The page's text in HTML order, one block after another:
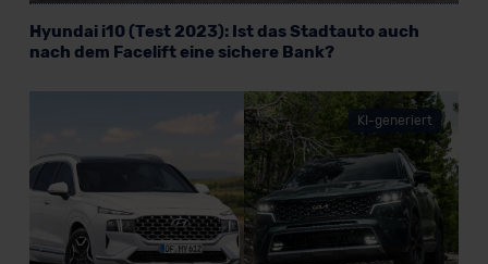
Hyundai i10 (Test 2023): Ist das Stadtauto auch
nach dem Facelift eine sichere Bank?
KI-generiert